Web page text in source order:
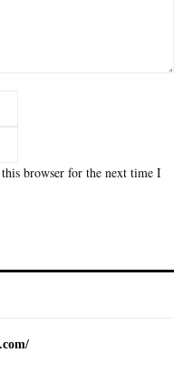
browser for the next time I